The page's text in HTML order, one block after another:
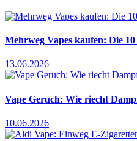
Mehrweg Vapes kaufen: Die
13.06.2026
Vape Geruch: Wie riecht
10.06.2026